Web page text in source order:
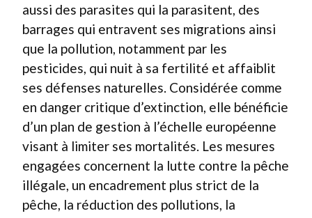
aussi des parasites qui la parasitent, des
barrages qui entravent ses migrations ainsi
que la pollution, notamment par les
pesticides, qui nuit à sa fertilité et affaiblit
ses défenses naturelles. Considérée comme
en danger critique d’extinction, elle bénéficie
d’un plan de gestion à l’échelle européenne
visant à limiter ses mortalités. Les mesures
engagées concernent la lutte contre la pêche
illégale, un encadrement plus strict de la
pêche, la réduction des pollutions, la